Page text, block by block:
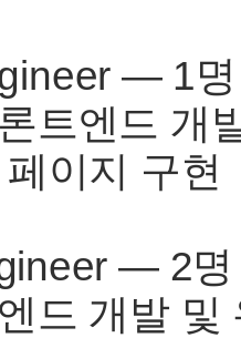
— 1명
트엔드 개
이지 구현
— 2명
드 개발 및